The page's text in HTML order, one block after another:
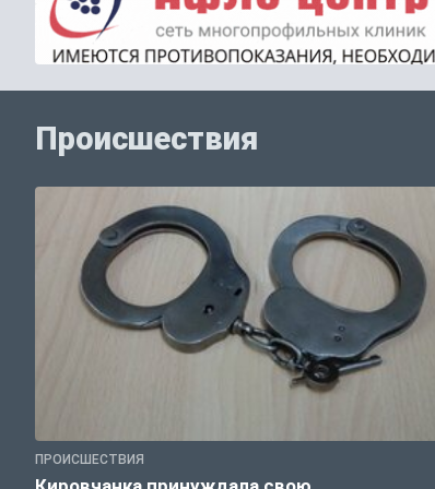
Происшествия
ПРОИСШЕСТВИЯ